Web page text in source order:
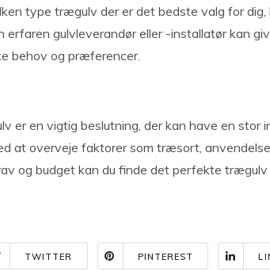
type trægulv der er det bedste valg for
erfaren gulvleverandør eller -installatør kan
behov og præferencer.
er en vigtig beslutning, der kan have en stor
at overveje faktorer som træsort,
og budget kan du finde det perfekte trægulv
TWITTER PINTEREST